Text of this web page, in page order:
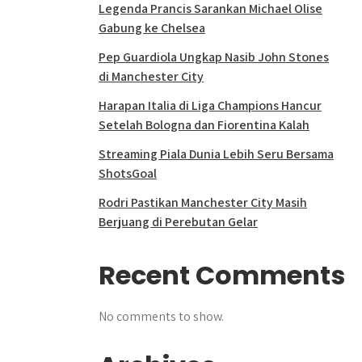
Legenda Prancis Sarankan Michael Olise
Gabung ke Chelsea
Pep Guardiola Ungkap Nasib John Stones
di Manchester City
Harapan Italia di Liga Champions Hancur
Setelah Bologna dan Fiorentina Kalah
Streaming Piala Dunia Lebih Seru Bersama
ShotsGoal
Rodri Pastikan Manchester City Masih
Berjuang di Perebutan Gelar
Recent Comments
No comments to show.